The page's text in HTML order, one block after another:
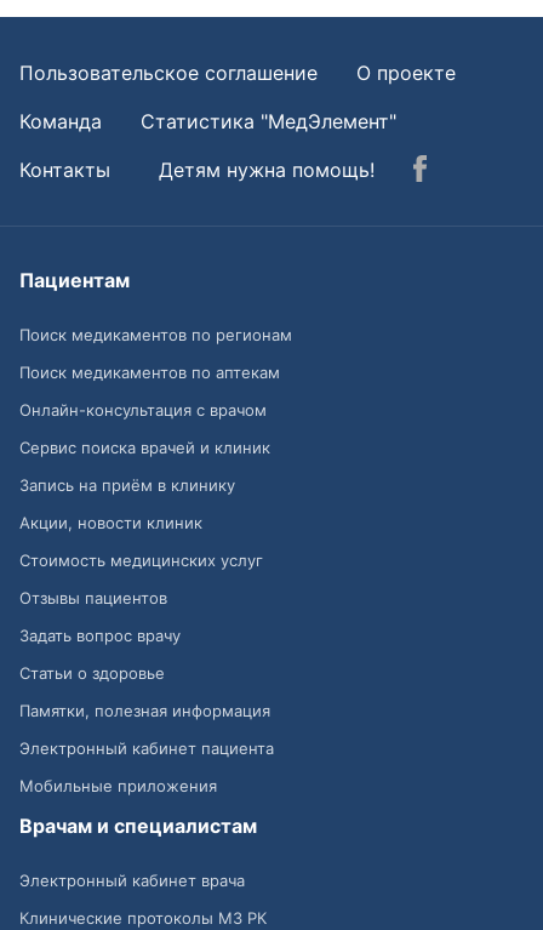
Пользовательское соглашение
О проекте
Команда
Статистика "МедЭлемент"
Контакты
Детям нужна помощь!
Пациентам
Поиск медикаментов по регионам
Поиск медикаментов по аптекам
Онлайн-консультация с врачом
Сервис поиска врачей и клиник
Запись на приём в клинику
Акции, новости клиник
Стоимость медицинских услуг
Отзывы пациентов
Задать вопрос врачу
Статьи о здоровье
Памятки, полезная информация
Электронный кабинет пациента
Мобильные приложения
Врачам и специалистам
Электронный кабинет врача
Клинические протоколы МЗ РК